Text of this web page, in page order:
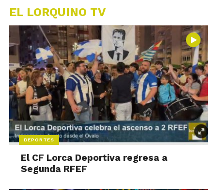
EL LORQUINO TV
DEPORTES
El CF Lorca Deportiva regresa a
Segunda RFEF